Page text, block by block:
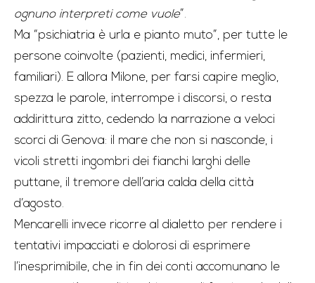
ognuno interpreti come vuole”.
Ma “psichiatria è urla e pianto muto”, per tutte le
persone coinvolte (pazienti, medici, infermieri,
familiari). E allora Milone, per farsi capire meglio,
spezza le parole, interrompe i discorsi, o resta
addirittura zitto, cedendo la narrazione a veloci
scorci di Genova: il mare che non si nasconde, i
vicoli stretti ingombri dei fianchi larghi delle
puttane, il tremore dell’aria calda della città
d’agosto.
Mencarelli invece ricorre al dialetto per rendere i
tentativi impacciati e dolorosi di esprimere
l’inesprimibile, che in fin dei conti accomunano le